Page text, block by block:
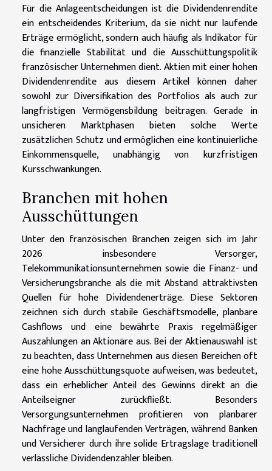
Für die Anlageentscheidungen ist die Dividendenrendite
ein entscheidendes Kriterium, da sie nicht nur laufende
Erträge ermöglicht, sondern auch häufig als Indikator für
die finanzielle Stabilität und die Ausschüttungspolitik
französischer Unternehmen dient. Aktien mit einer hohen
Dividendenrendite aus diesem Artikel können daher
sowohl zur Diversifikation des Portfolios als auch zur
langfristigen Vermögensbildung beitragen. Gerade in
unsicheren Marktphasen bieten solche Werte
zusätzlichen Schutz und ermöglichen eine kontinuierliche
Einkommensquelle, unabhängig von kurzfristigen
Kursschwankungen.
Branchen mit hohen
Ausschüttungen
Unter den französischen Branchen zeigen sich im Jahr
2026 insbesondere Versorger,
Telekommunikationsunternehmen sowie die Finanz- und
Versicherungsbranche als die mit Abstand attraktivsten
Quellen für hohe Dividendenerträge. Diese Sektoren
zeichnen sich durch stabile Geschäftsmodelle, planbare
Cashflows und eine bewährte Praxis regelmäßiger
Auszahlungen an Aktionäre aus. Bei der Aktienauswahl ist
zu beachten, dass Unternehmen aus diesen Bereichen oft
eine hohe Ausschüttungsquote aufweisen, was bedeutet,
dass ein erheblicher Anteil des Gewinns direkt an die
Anteilseigner zurückfließt. Besonders
Versorgungsunternehmen profitieren von planbarer
Nachfrage und langlaufenden Verträgen, während Banken
und Versicherer durch ihre solide Ertragslage traditionell
verlässliche Dividendenzahler bleiben.